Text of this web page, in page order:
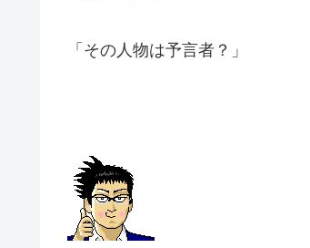
「その人物は予言者？」